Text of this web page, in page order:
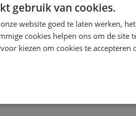
gebruik van cookies.
website goed te laten werken,
cookies helpen ons om de site
kiezen om cookies te accepteren